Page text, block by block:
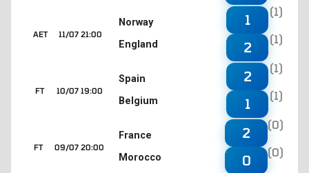
11/07 21:00
AET
Norway
England
1
(1)
2
(1)
10/07 19:00
FT
Spain
Belgium
2
(1)
1
(1)
09/07 20:00
FT
France
Morocco
2
(0)
0
(0)